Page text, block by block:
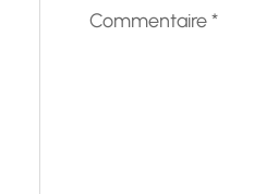
Commentaire*